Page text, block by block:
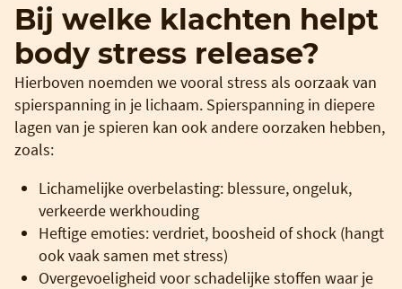
Bij welke klachten helpt
body stress release?
Hierboven noemden we vooral stress als oorzaak van
spierspanning in je lichaam. Spierspanning in diepere
lagen van je spieren kan ook andere oorzaken hebben,
zoals:
Lichamelijke overbelasting: blessure, ongeluk,
verkeerde werkhouding
Heftige emoties: verdriet, boosheid of shock (hangt
ook vaak samen met stress)
Overgevoeligheid voor schadelijke stoffen waar je